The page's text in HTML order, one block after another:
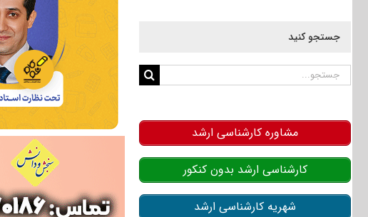
جستجو کنید
جستجو
مشاوره کارشناسی ارشد
کارشناسی ارشد بدون کنکور
شهریه کارشناسی ارشد